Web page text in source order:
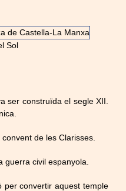
Sol
ser construïda el segle XII.
de les Clarisses.
guerra civil espanyola.
per convertir aquest temple